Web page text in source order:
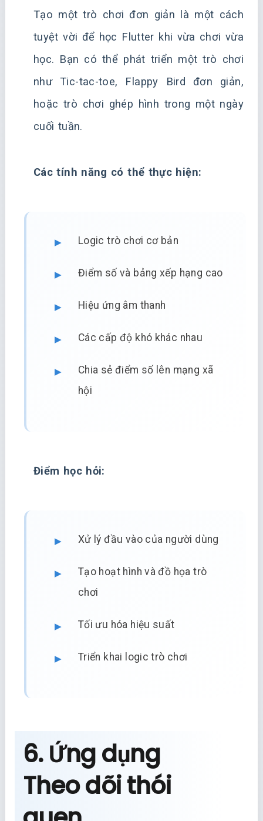
Tạo một trò chơi đơn giản là một cách
tuyệt vời để học Flutter khi vừa chơi vừa
học. Bạn có thể phát triển một trò chơi
như Tic-tac-toe, Flappy Bird đơn giản,
hoặc trò chơi ghép hình trong một ngày
cuối tuần.
Các tính năng có thể thực hiện:
Logic trò chơi cơ bản
Điểm số và bảng xếp hạng cao
Hiệu ứng âm thanh
Các cấp độ khó khác nhau
Chia sẻ điểm số lên mạng xã
hội
Điểm học hỏi:
Xử lý đầu vào của người dùng
Tạo hoạt hình và đồ họa trò
chơi
Tối ưu hóa hiệu suất
Triển khai logic trò chơi
6. Ứng dụng
Theo dõi thói